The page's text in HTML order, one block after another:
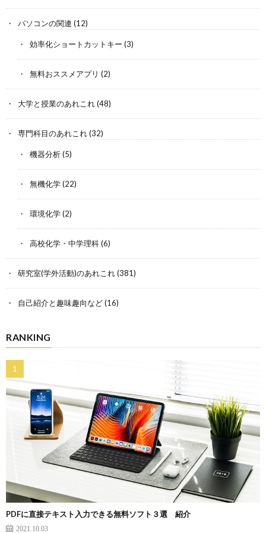
パソコンの関連 (12)
効率化ショートカットキー (3)
無料おススメアプリ (2)
大学と授業のあれこれ(48)
専門科目のあれこれ(32)
機器分析(5)
無機化学(22)
環境化学(2)
高校化学・中学理科(6)
研究室(学外活動)のあれこれ(381)
自己紹介と趣味趣向など(16)
RANKING
PDFに直接テキスト入力できる無料ソフト３選 紹介
2021.10.03